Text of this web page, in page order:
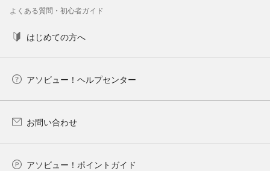
よくある質問・初心者ガイド
はじめての方へ
アソビュー！ヘルプセンター
お問い合わせ
アソビュー！ポイントガイド